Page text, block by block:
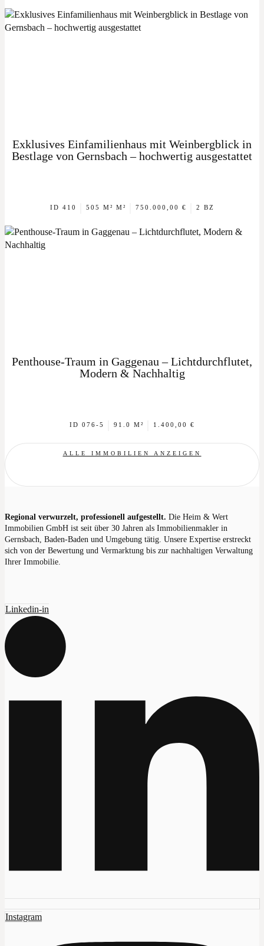
Exklusives Einfamilienhaus mit Weinbergblick in
Bestlage von Gernsbach – hochwertig ausgestattet
ID 410 505 M² M² 750.000,00 € 2 BZ
Penthouse-Traum in Gaggenau – Lichtdurchflutet,
Modern & Nachhaltig
ID 076-5 91.0 M² 1.400,00 €
ALLE IMMOBILIEN ANZEIGEN
Regional verwurzelt, professionell aufgestellt. Die Heim & Wert
Immobilien GmbH ist seit über 30 Jahren als Immobilienmakler in
Gernsbach, Baden-Baden und Umgebung tätig. Unsere Expertise erstreckt
sich von der Bewertung und Vermarktung bis zur nachhaltigen Verwaltung
Ihrer Immobilie.
Linkedin-in
Instagram